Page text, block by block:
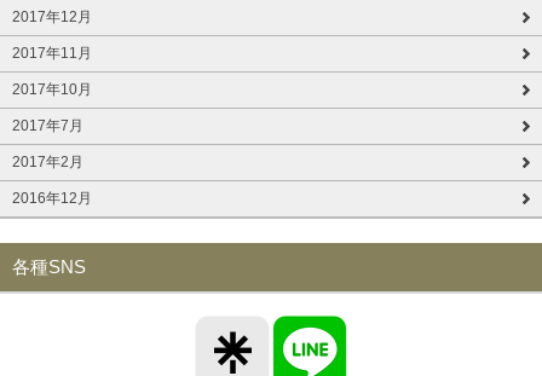
2017年12月
2017年11月
2017年10月
2017年7月
2017年2月
2016年12月
各種SNS